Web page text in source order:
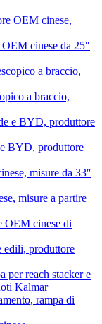
cinese da 25″
a braccio,
BYD, produttore
misure a partire
edili, produttore
rampa di